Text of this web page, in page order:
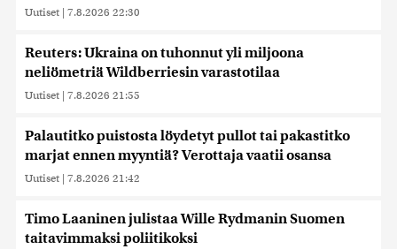
Uutiset | 7.8.2026 22:30
Reuters: Ukraina on tuhonnut yli miljoona
neliömetriä Wildberriesin varastotilaa
Uutiset | 7.8.2026 21:55
Palautitko puistosta löydetyt pullot tai pakastitko
marjat ennen myyntiä? Verottaja vaatii osansa
Uutiset | 7.8.2026 21:42
Timo Laaninen julistaa Wille Rydmanin Suomen
taitavimmaksi poliitikoksi